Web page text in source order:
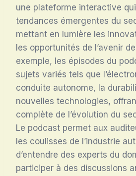
une plateforme interactive
tendances émergentes du
mettant en lumière les
les opportunités de l’avenir
exemple, les épisodes du
sujets variés tels que
conduite autonome, la
nouvelles technologies,
complète de l’évolution du
Le podcast permet aux
les coulisses de l’industrie
d’entendre des experts du
participer à des discussions